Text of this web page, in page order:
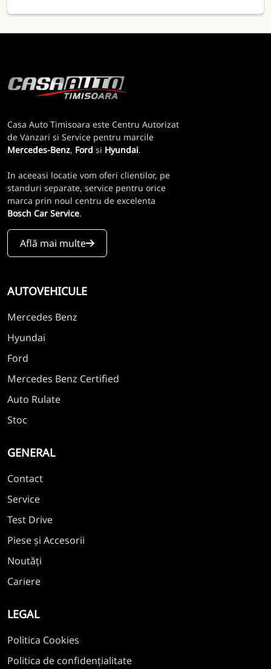
Casa Auto Timisoara este Centru Autorizat
de Vanzari si Service pentru marcile
Mercedes-Benz, Ford si Hyundai.
In aceeasi locatie vom oferi clientilor, pe
standuri separate, service pentru orice
marca prin noul centru de excelenta
Bosch Car Service.
Află mai multe
AUTOVEHICULE
Mercedes Benz
Hyundai
Ford
Mercedes Benz Certified
Auto Rulate
Stoc
GENERAL
Contact
Service
Test Drive
Piese și Accesorii
Noutăți
Cariere
LEGAL
Politica Cookies
Politica de confidențialitate